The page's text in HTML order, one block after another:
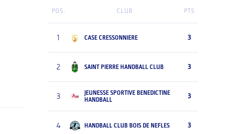
POS. CLUB PTS
1 CASE CRESSONNIERE 3
2 SAINT PIERRE HANDBALL CLUB 3
3
JEUNESSE SPORTIVE BENEDICTINE
HANDBALL
3
4 HANDBALL CLUB BOIS DE NEFLES 3